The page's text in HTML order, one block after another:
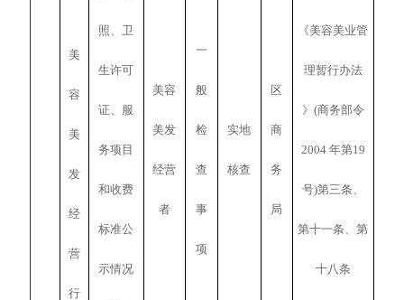
美
容
美
发
经
营
行
照、卫
生许可
证、服
务项目
和收费
标准公
示情况
美容
美发
经营
者
一
般
检
查
事
项
实地
核查
区
商
务
局
《美容美业管
理暂行办法
》(商务部令
2004 年第19
号)第三条、
第十一条、第
十八条